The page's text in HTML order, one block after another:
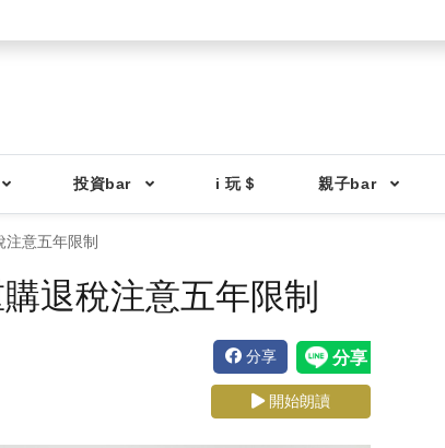
投資bar i 玩＄ 親子bar
注意五年限制
退稅注意五年限制
分享
開始朗讀